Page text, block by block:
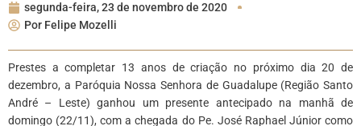
segunda-feira, 23 de novembro de 2020
Por Felipe Mozelli
Prestes a completar 13 anos de criação no próximo dia 20 de
dezembro, a Paróquia Nossa Senhora de Guadalupe (Região Santo
André – Leste) ganhou um presente antecipado na manhã de
domingo (22/11), com a chegada do Pe. José Raphael Júnior como